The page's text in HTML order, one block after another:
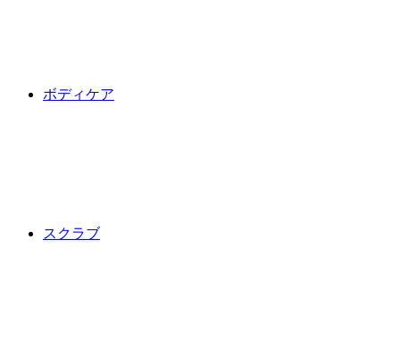
ボディケア
スクラブ